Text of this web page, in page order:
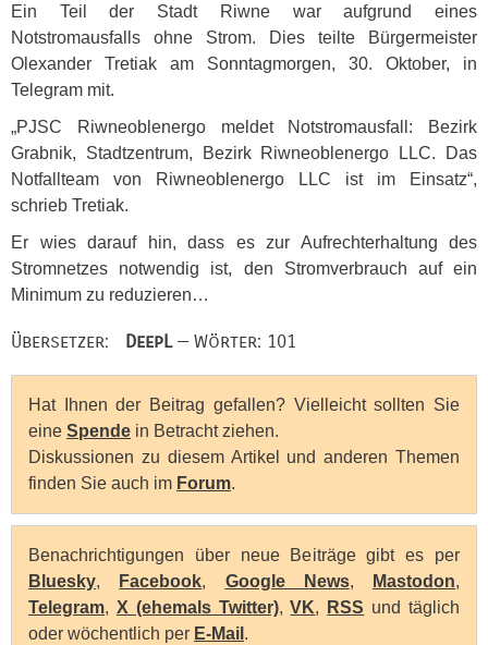
Ein Teil der Stadt Riwne war aufgrund eines
Notstromausfalls ohne Strom. Dies teilte Bürgermeister
Olexander Tretiak am Sonntagmorgen, 30. Oktober, in
Telegram mit.
„PJSC Riwneoblenergo meldet Notstromausfall: Bezirk
Grabnik, Stadtzentrum, Bezirk Riwneoblenergo
LLC. Das
Notfallteam von Riwneoblenergo
LLC ist im Einsatz“,
schrieb Tretiak.
Er wies darauf hin, dass es zur Aufrechterhaltung des
Stromnetzes notwendig ist, den Stromverbrauch auf ein
Minimum zu reduzieren…
Übersetzer: DeepL— Wörter: 101
Hat Ihnen der Beitrag gefallen? Vielleicht sollten Sie
eine Spende in Betracht ziehen.
Diskussionen zu diesem Artikel und anderen Themen
finden Sie auch im Forum.
Benachrichtigungen über neue Beiträge gibt es per
Bluesky, Facebook, Google News, Mastodon,
Telegram, X (ehemals Twitter),VK, RSS und täglich
oder wöchentlich per E-Mail .